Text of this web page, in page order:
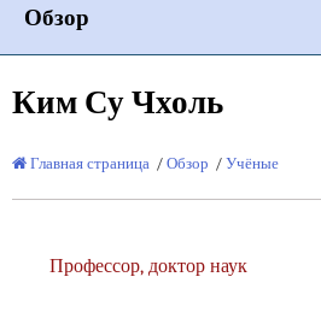
Обзор
Ким Су Чхоль
Главная страница / Обзор / Учёные
Профессор, доктор наук